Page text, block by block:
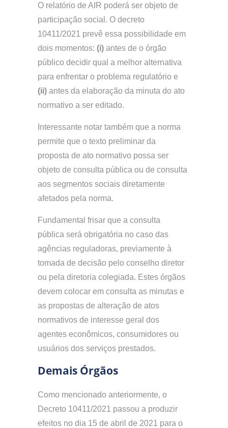
O relatório de AIR poderá ser objeto de
participação social. O decreto
10411/2021 prevê essa possibilidade em
dois momentos: (i) antes de o órgão
público decidir qual a melhor alternativa
para enfrentar o problema regulatório e
(ii) antes da elaboração da minuta do ato
normativo a ser editado.
Interessante notar também que a norma
permite que o texto preliminar da
proposta de ato normativo possa ser
objeto de consulta pública ou de consulta
aos segmentos sociais diretamente
afetados pela norma.
Fundamental frisar que a consulta
pública será obrigatória no caso das
agências reguladoras, previamente à
tomada de decisão pelo conselho diretor
ou pela diretoria colegiada. Estes órgãos
devem colocar em consulta as minutas e
as propostas de alteração de atos
normativos de interesse geral dos
agentes econômicos, consumidores ou
usuários dos serviços prestados.
Demais Órgãos
Como mencionado anteriormente, o
Decreto 10411/2021 passou a produzir
efeitos no dia 15 de abril de 2021 para o